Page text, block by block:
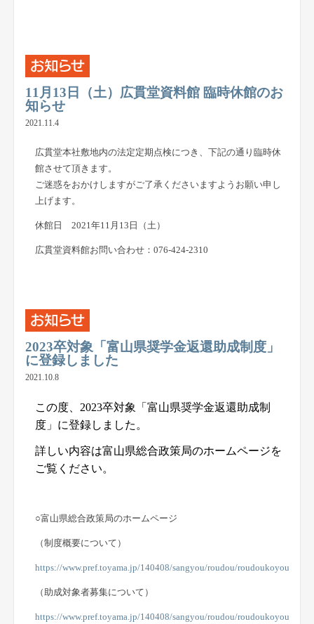
11月13日（土）広貫堂資料館 臨時休館のお
知らせ
2021.11.4
広貫堂本社敷地内の法定定期点検につき、下記の通り臨時休
館させて頂きます。
ご迷惑をおかけしますがご了承くださいますようお願い申し
上げます。
休館日 2021年11月13日（土）
広貫堂資料館お問い合わせ：076-424-2310
2023卒対象「富山県奨学金返還助成制度」
に登録しました
2021.10.8
この度、2023卒対象「富山県奨学金返還助成制
度」に登録しました。
詳しい内容は富山県総合政策局のホームページを
ご覧ください。
○富山県総合政策局のホームページ
（制度概要について）
https://www.pref.toyama.jp/140408/sangyou/roudou/roudoukoyou/
（助成対象者募集について）
https://www.pref.toyama.jp/140408/sangyou/roudou/roudoukoyou/